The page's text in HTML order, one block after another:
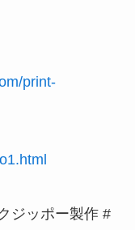
print-
ジッポー製作 #